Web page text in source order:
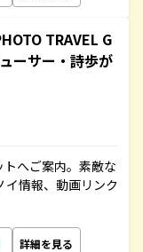
TRAVEL G
ーサー・詩歩が
へご案内。素敵な
情報、動画リンク
詳細を見る